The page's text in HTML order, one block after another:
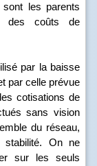
les parents
des coûts de
par la baisse
par celle prévue
cotisations de
sans vision
du réseau,
stabilité. On ne
sur les seuls